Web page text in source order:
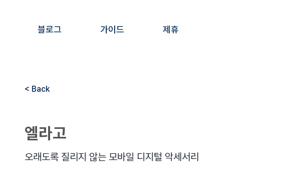
블로그 가이드 제휴
< Back
엘라고
오래도록 질리지 않는 모바일 디지털 악세서리